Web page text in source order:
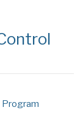
Program